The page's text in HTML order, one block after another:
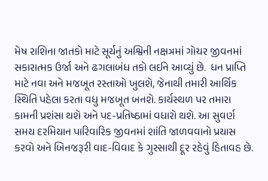
મેષ રાશિના જાતકો માટે સૂર્યનું અશ્વિની નક્ષત્રમાં ગોચર જીવનમાં
સકારાત્મક ઉર્જા અને ઢગલાબંધ તકો લઈને આવ્યું છે. ધન પ્રાપ્તિ
માટે નવા અને મજબૂત રસ્તાઓ ખુલશે, જેનાથી તમારી આર્થિક
સ્થિતિ પહેલા કરતા વધુ મજબૂત બનશે. કાર્યસ્થળ પર તમારા
કામની પ્રશંસા થશે અને પદ-પ્રતિષ્ઠામાં વધારો થશે. આ સુવર્ણ
સમય દરમિયાન પારિવારિક જીવનમાં શાંતિ જાળવવાનો પ્રયાસ
કરવો અને બિનજરૂરી વાદ-વિવાદ કે ગુસ્સાથી દૂર રહેવું હિતાવહ છે.